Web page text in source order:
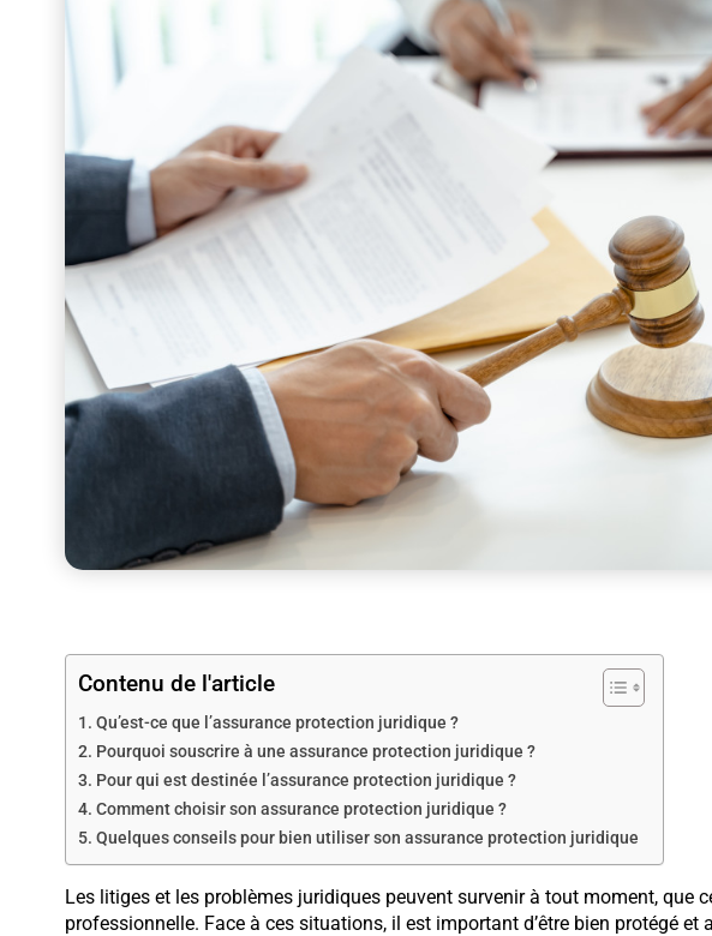
Contenu de l'article
Qu’est-ce que l’assurance protection juridique ?
Pourquoi souscrire à une assurance protection juridique ?
Pour qui est destinée l’assurance protection juridique ?
Comment choisir son assurance protection juridique ?
Quelques conseils pour bien utiliser son assurance protection juridique
Les litiges et les problèmes juridiques peuvent survenir à tout moment, que
professionnelle. Face à ces situations, il est important d’être bien protégé